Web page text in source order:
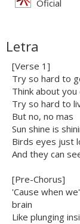
Oficial
Letra
[Verse 1]
Try so hard to
Think about
Try so hard to
But no, no mas
Sun shine is
Birds eyes just
And they can
[Pre-Chorus]
'Cause when
brain
Like plunging